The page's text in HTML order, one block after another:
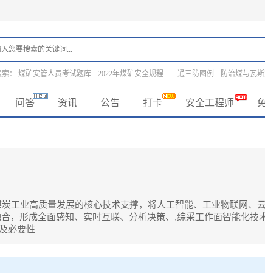
： 煤矿安管人员考试题库 2022年煤矿安全规程 一通三防图例
防治煤与瓦
问答 资讯 公告 打卡 安全工程师
工业高质量发展的核心技术支撑，将人工智能、工业物联网、
，形成全面感知、实时互联、分析决策、,综采工作面智能化技
必要性